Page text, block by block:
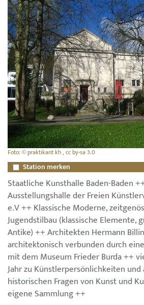
Foto: © praktikant kh , cc by-sa 3.0
Station merken
Staatliche Kunsthalle Baden-Baden
Ausstellungshalle der Freien
e.V ++ Klassische Moderne,
Jugendstilbau (klassische Elemente,
Antike) ++ Architekten Hermann
architektonisch verbunden durch
mit dem Museum Frieder Burda ++
Jahr zu Künstlerpersönlichkeiten
historischen Fragen von Kunst und
eigene Sammlung ++